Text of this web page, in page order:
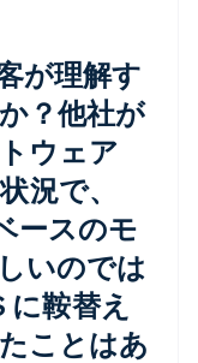
が理解す
？他社が
ウェア
況で、
ースのモ
いのでは
鞍替え
ことはあ